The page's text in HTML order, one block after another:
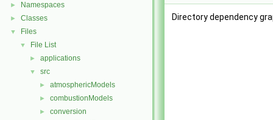
► Namespaces
► Classes
▼ Files
▼ File List
► applications
▼ src
► atmosphericModels
► combustionModels
► conversion
Directory dependency